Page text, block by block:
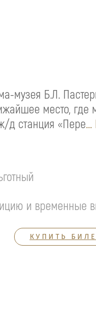
музея Б.Л.
место, где
д станция «Пере
и временные
КУПИТЬ